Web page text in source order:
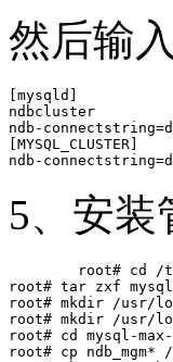
然后输
[mysqld]
ndbcluster
ndb-
[MYSQL_CLUSTER]
5、安装
root# tar zxf
root# mkdir /usr/
root# mkdir /usr/
root# cd mysql-
root# cp